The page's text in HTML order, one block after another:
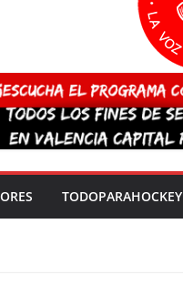
España sub20
del mundo
vez!
TODOPARAHOCKEY